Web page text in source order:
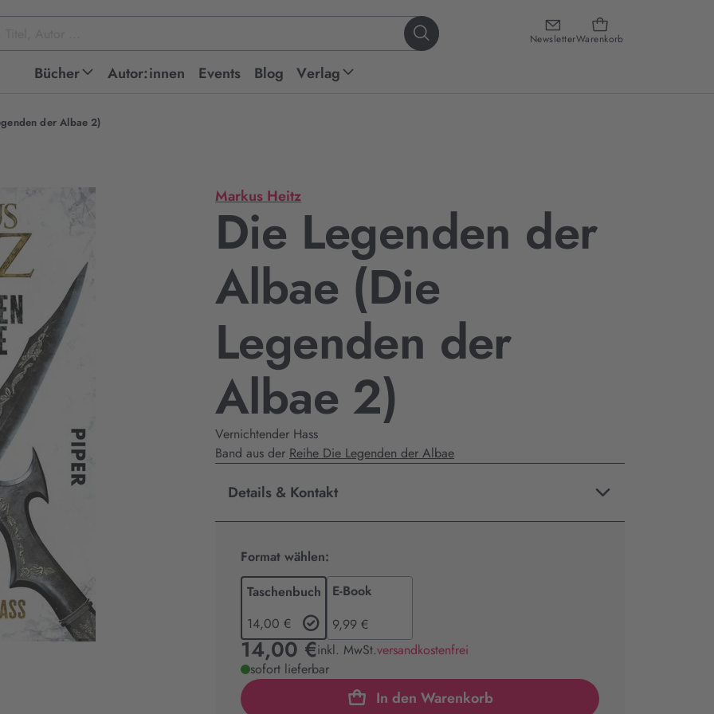
NewsletterWarenkorb
Bücher Autor:innen Events Blog Verlag
der Albae 2)
Markus Heitz
Die Legenden der
Albae (Die
Legenden der
Albae 2)
Vernichtender Hass
Band aus der Reihe Die Legenden der Albae
Details & Kontakt
Format wählen:
Taschenbuch
14,00 €
E-Book
9,99 €
14,00 €inkl. MwSt.versandkostenfrei
sofort lieferbar
In den Warenkorb